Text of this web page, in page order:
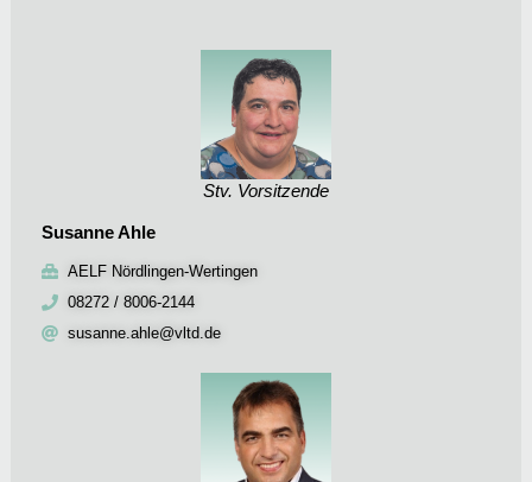
Stv. Vorsitzende
Susanne Ahle
AELF Nördlingen-Wertingen
08272 / 8006-2144
susanne.ahle@vltd.de